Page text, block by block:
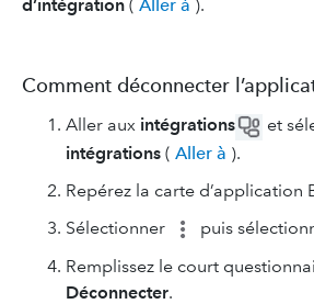
d’intégration ( Aller à ).
Comment déconnecter
Aller aux intégrations et
intégrations ( Aller à ).
Repérez la carte d’application
Sélectionner
puis
Remplissez le court
Déconnecter.